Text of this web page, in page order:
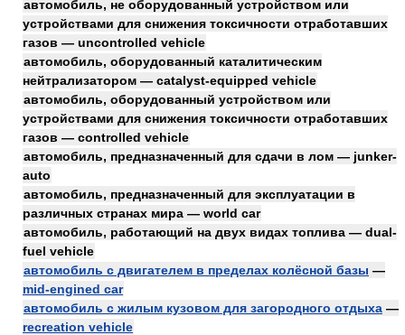
автомобиль, не оборудованный устройством или
устройствами для снижения токсичности отработавших
газов — uncontrolled vehicle
автомобиль, оборудованный каталитическим
нейтрализатором — catalyst-equipped vehicle
автомобиль, оборудованный устройством или
устройствами для снижения токсичности отработавших
газов — controlled vehicle
автомобиль, предназначенный для сдачи в лом — junker-
auto
автомобиль, предназначенный для эксплуатации в
различных странах мира — world car
автомобиль, работающий на двух видах топлива — dual-
fuel vehicle
автомобиль с двигателем в пределах колёсной базы —
mid-engined car
автомобиль с жилым кузовом для загородного отдыха —
recreation vehicle